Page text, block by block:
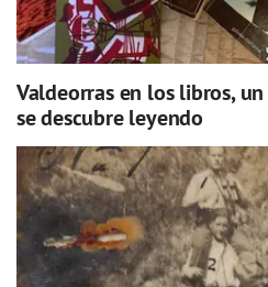
Valdeorras en los libros,
se descubre leyendo